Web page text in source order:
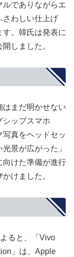
ルでありながらエ
さわしい仕上げ
。韓氏は発表に
しました。
はまだ明かせない
シップスマホ
写真をヘッドセッ
景が広がった」
向けた準備が進行
けました。
ると、「Vivo
」は、Apple